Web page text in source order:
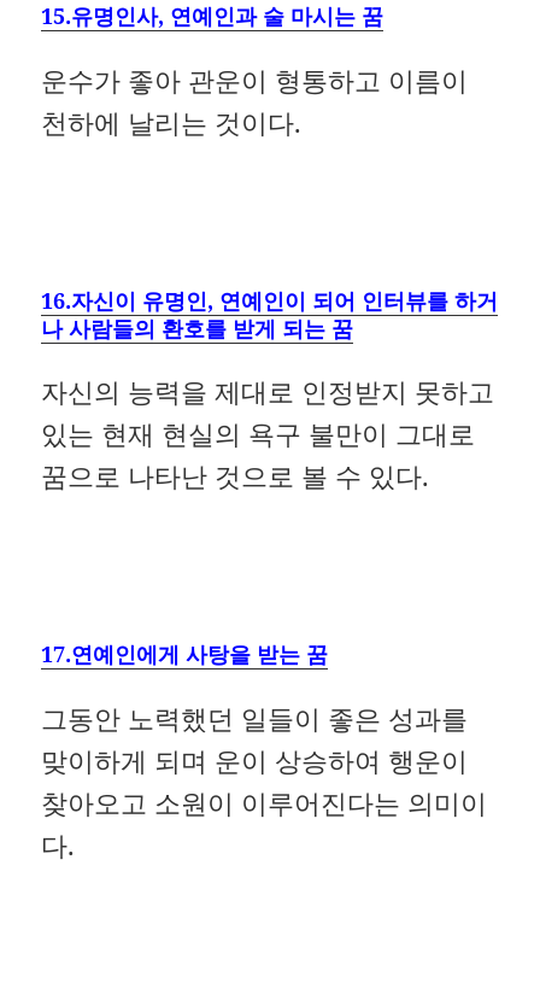
15.유명인사, 연예인과 술 마시는 꿈
운수가 좋아 관운이 형통하고 이름이
천하에 날리는 것이다.
16.자신이 유명인, 연예인이 되어 인터뷰를 하거
나 사람들의 환호를 받게 되는 꿈
자신의 능력을 제대로 인정받지 못하고
있는 현재 현실의 욕구 불만이 그대로
꿈으로 나타난 것으로 볼 수 있다.
17.연예인에게 사탕을 받는 꿈
그동안 노력했던 일들이 좋은 성과를
맞이하게 되며 운이 상승하여 행운이
찾아오고 소원이 이루어진다는 의미이
다.